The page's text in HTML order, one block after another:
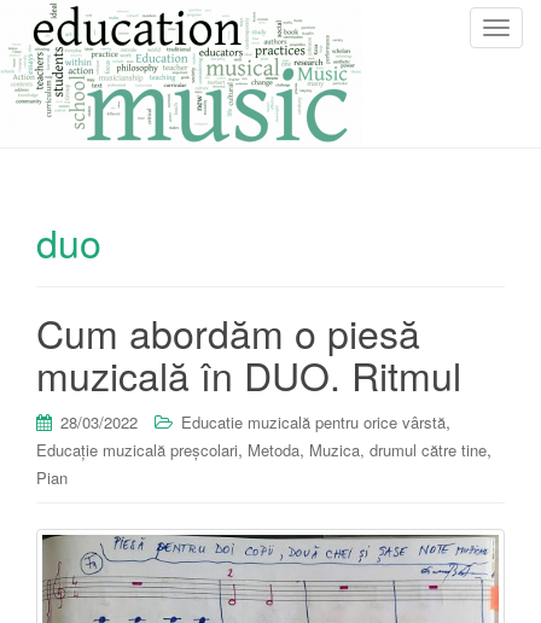
T
duo
Cum abordăm o piesă
muzicală în DUO. Ritmul
28/03/2022 Educatie muzicală pentru orice vârstă,
Educație muzicală preșcolari, Metoda, Muzica, drumul către tine,
Pian